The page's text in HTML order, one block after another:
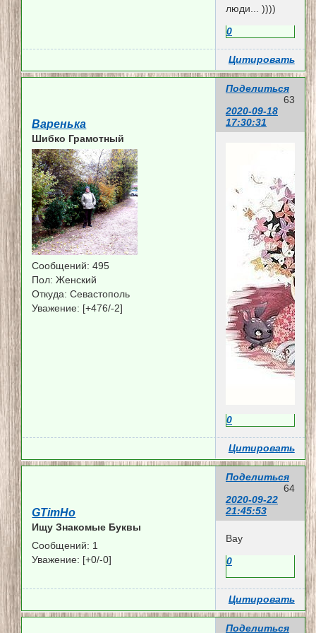
люди... ))))
0
Цитировать
Поделиться
63
2020-09-18
17:30:31
Варенька
Шибко Грамотный
Сообщений: 495
Пол: Женский
Откуда: Севастополь
Уважение: [+476/-2]
0
Цитировать
Поделиться
64
2020-09-22
21:45:53
GTimHo
Ищу Знакомые Буквы
Сообщений: 1
Уважение: [+0/-0]
Вау
0
Цитировать
Поделиться